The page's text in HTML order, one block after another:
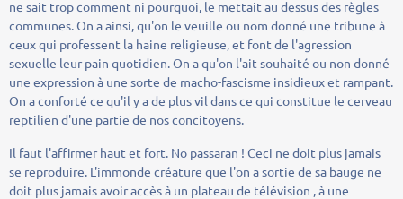
ne sait trop comment ni pourquoi, le mettait au dessus des règles
communes. On a ainsi, qu'on le veuille ou nom donné une tribune à
ceux qui professent la haine religieuse, et font de l'agression
sexuelle leur pain quotidien. On a qu'on l'ait souhaité ou non donné
une expression à une sorte de macho-fascisme insidieux et rampant.
On a conforté ce qu'il y a de plus vil dans ce qui constitue le cerveau
reptilien d'une partie de nos concitoyens.
Il faut l'affirmer haut et fort. No passaran ! Ceci ne doit plus jamais
se reproduire. L'immonde créature que l'on a sortie de sa bauge ne
doit plus jamais avoir accès à un plateau de télévision , à une